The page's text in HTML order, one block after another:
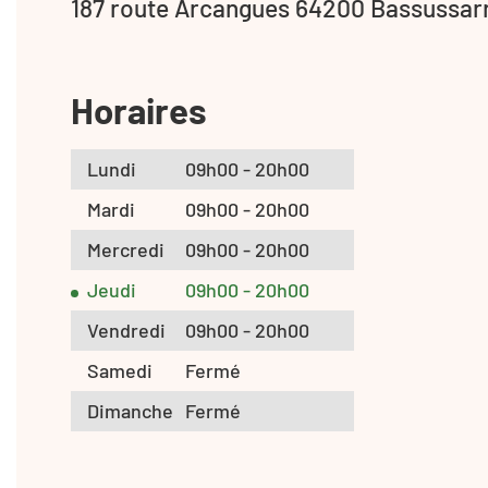
187 route Arcangues 64200
Horaires
Lundi
09h00 - 20h00
Mardi
09h00 - 20h00
Mercredi
09h00 - 20h00
Jeudi
09h00 - 20h00
Vendredi
09h00 - 20h00
Samedi
Fermé
Dimanche Fermé